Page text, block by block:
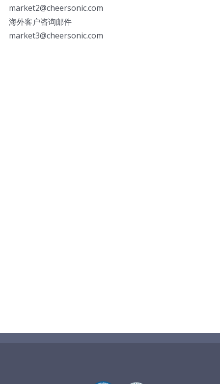
market2@cheersonic.com
海外客户咨询邮件
market3@cheersonic.com